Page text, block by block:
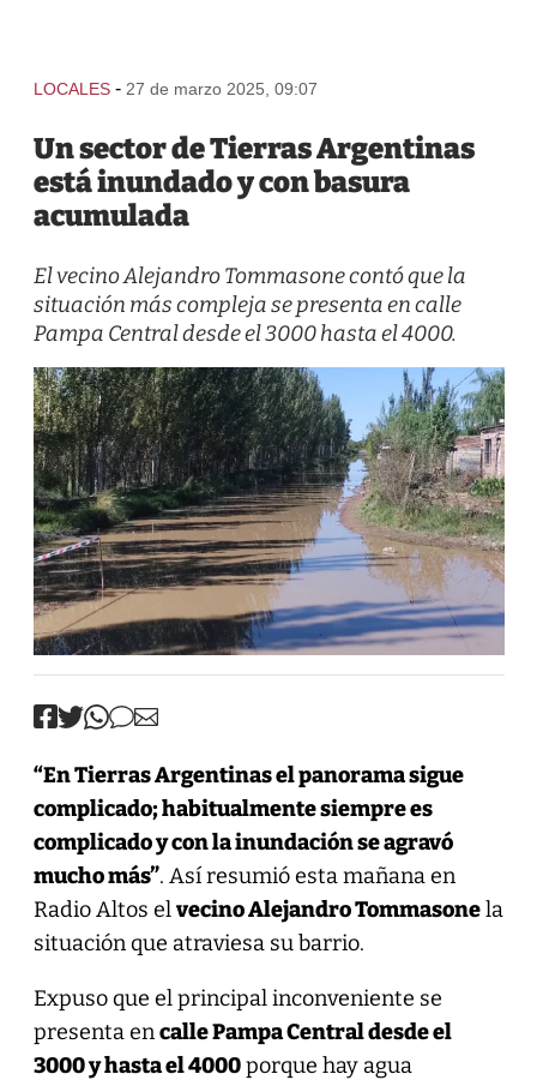
LOCALES - 27 de marzo 2025, 09:07
Un sector de Tierras Argentinas
está inundado y con basura
acumulada
El vecino Alejandro Tommasone contó que la
situación más compleja se presenta en calle
Pampa Central desde el 3000 hasta el 4000.
“En Tierras Argentinas el panorama sigue
complicado; habitualmente siempre es
complicado y con la inundación se agravó
mucho más”. Así resumió esta mañana en
Radio Altos elvecino Alejandro Tommasonela
situación que atraviesa su barrio.
Expuso que el principal inconveniente se
presenta encalle Pampa Central desde el
3000 y hasta el 4000porque hay agua